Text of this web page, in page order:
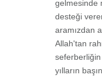
gelmesinde
desteği
aramızdan
Allah'tan
yılların